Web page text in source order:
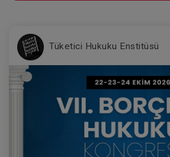
Tüketici Hukuku Enstitüsü